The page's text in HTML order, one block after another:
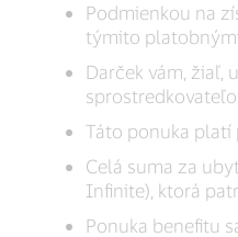
Podmienkou na
týmito
Darček vám, žiaľ,
Táto ponuka platí
Celá suma za
Infinite), ktorá
Ponuka benefitu